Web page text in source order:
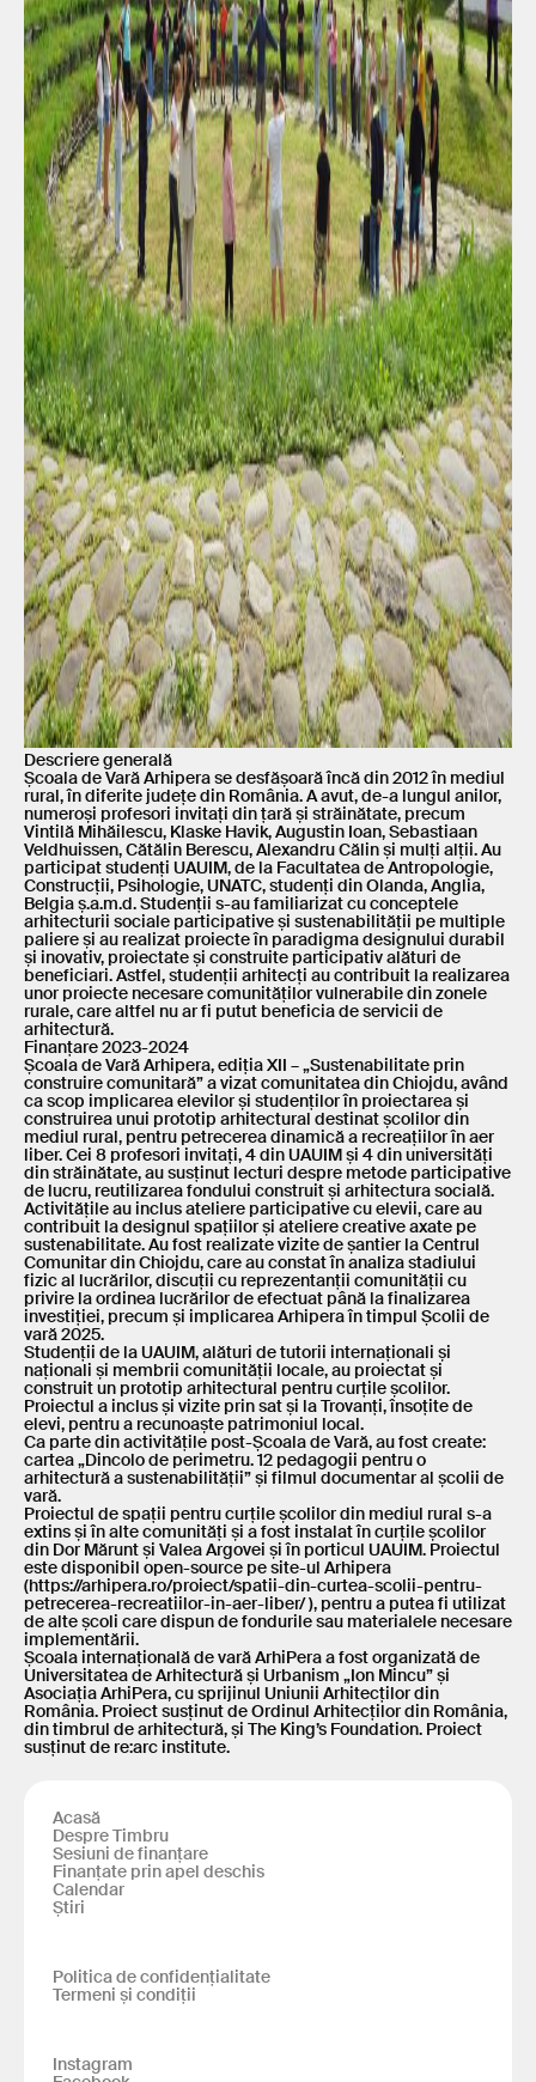
Descriere generală
Școala de Vară Arhipera se desfășoară încă din 2012 în mediul
rural, în diferite județe din România. A avut, de-a lungul anilor,
numeroși profesori invitați din țară și străinătate, precum
Vintilă Mihăilescu, Klaske Havik, Augustin Ioan, Sebastiaan
Veldhuissen, Cătălin Berescu, Alexandru Călin și mulți alții. Au
participat studenți UAUIM, de la Facultatea de Antropologie,
Construcții, Psihologie, UNATC, studenți din Olanda, Anglia,
Belgia ș.a.m.d. Studenții s-au familiarizat cu conceptele
arhitecturii sociale participative și sustenabilității pe multiple
paliere și au realizat proiecte în paradigma designului durabil
și inovativ, proiectate și construite participativ alături de
beneficiari. Astfel, studenții arhitecți au contribuit la realizarea
unor proiecte necesare comunităților vulnerabile din zonele
rurale, care altfel nu ar fi putut beneficia de servicii de
arhitectură.
Finanțare 2023-2024
Școala de Vară Arhipera, ediția XII – „Sustenabilitate prin
construire comunitară” a vizat comunitatea din Chiojdu, având
ca scop implicarea elevilor și studenților în proiectarea și
construirea unui prototip arhitectural destinat școlilor din
mediul rural, pentru petrecerea dinamică a recreațiilor în aer
liber. Cei 8 profesori invitați, 4 din UAUIM și 4 din universități
din străinătate, au susținut lecturi despre metode participative
de lucru, reutilizarea fondului construit și arhitectura socială.
Activitățile au inclus ateliere participative cu elevii, care au
contribuit la designul spațiilor și ateliere creative axate pe
sustenabilitate. Au fost realizate vizite de șantier la Centrul
Comunitar din Chiojdu, care au constat în analiza stadiului
fizic al lucrărilor, discuții cu reprezentanții comunității cu
privire la ordinea lucrărilor de efectuat până la finalizarea
investiției, precum și implicarea Arhipera în timpul Școlii de
vară 2025.
Studenții de la UAUIM, alături de tutorii internaționali și
naționali și membrii comunității locale, au proiectat și
construit un prototip arhitectural pentru curțile școlilor.
Proiectul a inclus și vizite prin sat și la Trovanți, însoțite de
elevi, pentru a recunoaște patrimoniul local.
Ca parte din activitățile post-Școala de Vară, au fost create:
cartea „Dincolo de perimetru. 12 pedagogii pentru o
arhitectură a sustenabilității” și filmul documentar al școlii de
vară.
Proiectul de spații pentru curțile școlilor din mediul rural s-a
extins și în alte comunități și a fost instalat în curțile școlilor
din Dor Mărunt și Valea Argovei și în porticul UAUIM. Proiectul
este disponibil open-source pe site-ul Arhipera
(https://arhipera.ro/proiect/spatii-din-curtea-scolii-pentru-
petrecerea-recreatiilor-in-aer-liber/ ), pentru a putea fi utilizat
de alte școli care dispun de fondurile sau materialele necesare
implementării.
Școala internațională de vară ArhiPera a fost organizată de
Universitatea de Arhitectură și Urbanism „Ion Mincu” și
Asociația ArhiPera, cu sprijinul Uniunii Arhitecților din
România. Proiect susținut de Ordinul Arhitecților din România,
din timbrul de arhitectură, și The King’s Foundation. Proiect
susținut de re:arc institute.
Acasă
Despre Timbru
Sesiuni de finanțare
Finanțate prin apel deschis
Calendar
Știri
Politica de confidențialitate
Termeni și condiții
Instagram